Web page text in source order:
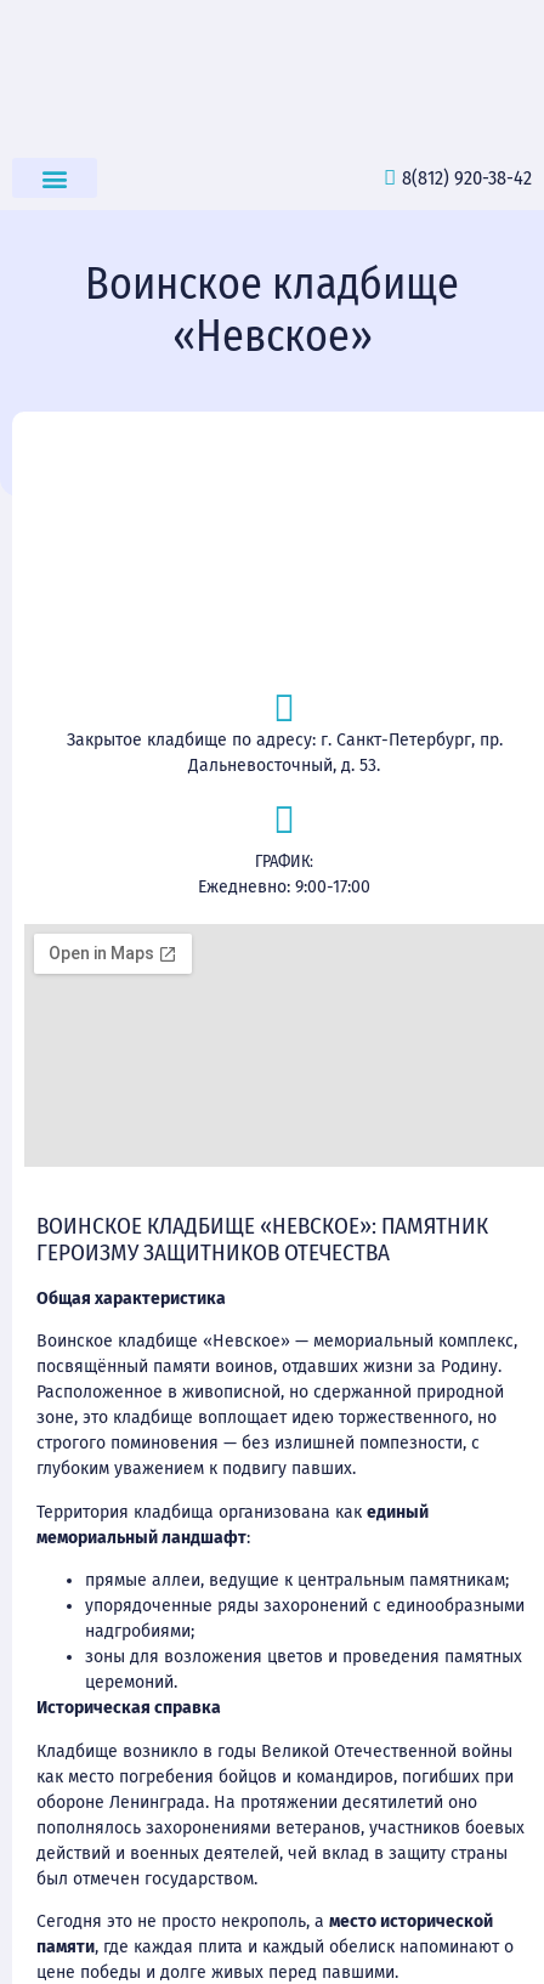
8(812) 920-38-42
Воинское кладбище
«Невское»
Закрытое кладбище по адресу: г. Санкт-Петербург, пр.
Дальневосточный, д. 53.
ГРАФИК:
Ежедневно: 9:00-17:00
ВОИНСКОЕ КЛАДБИЩЕ «НЕВСКОЕ»: ПАМЯТНИК
ГЕРОИЗМУ ЗАЩИТНИКОВ ОТЕЧЕСТВА
Общая характеристика
Воинское кладбище «Невское» — мемориальный комплекс,
посвящённый памяти воинов, отдавших жизни за Родину.
Расположенное в живописной, но сдержанной природной
зоне, это кладбище воплощает идею торжественного, но
строгого поминовения — без излишней помпезности, с
глубоким уважением к подвигу павших.
Территория кладбища организована как единый
мемориальный ландшафт:
прямые аллеи, ведущие к центральным памятникам;
упорядоченные ряды захоронений с единообразными
надгробиями;
зоны для возложения цветов и проведения памятных
церемоний.
Историческая справка
Кладбище возникло в годы Великой Отечественной войны
как место погребения бойцов и командиров, погибших при
обороне Ленинграда. На протяжении десятилетий оно
пополнялось захоронениями ветеранов, участников боевых
действий и военных деятелей, чей вклад в защиту страны
был отмечен государством.
Сегодня это не просто некрополь, а место исторической
памяти, где каждая плита и каждый обелиск напоминают о
цене победы и долге живых перед павшими.